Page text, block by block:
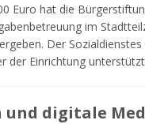
Euro hat die
im
Der
der Einrichtung
und digitale